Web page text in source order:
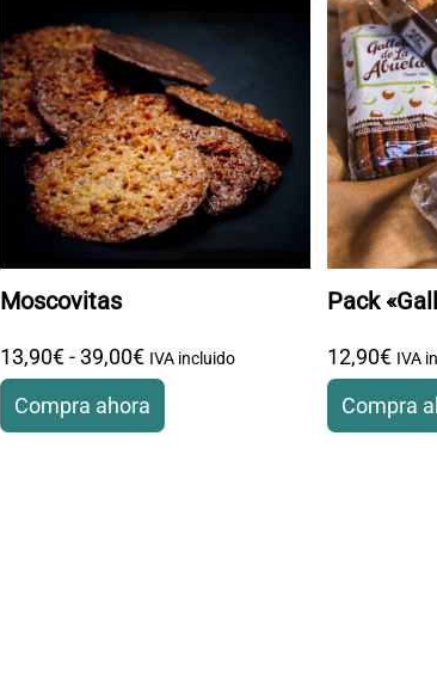
Moscovitas
13,90€-39,00€ Rango de precios: desde 13,90
IVA incluido
Compra ahora
Pack
12,90€ IVA
Compra